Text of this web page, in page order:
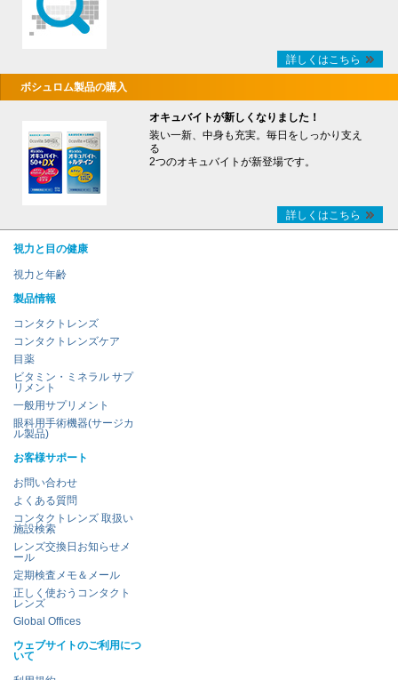
詳しくはこちら
ボシュロム製品の購入
オキュバイトが新しくなりました！
装い一新、中身も充実。毎日をしっかり支え
る
2つのオキュバイトが新登場です。
詳しくはこちら
視力と目の健康
視力と年齢
製品情報
コンタクトレンズ
コンタクトレンズケア
目薬
ビタミン・ミネラル サプ
リメント
一般用サプリメント
眼科用手術機器(サージカ
ル製品)
お客様サポート
お問い合わせ
よくある質問
コンタクトレンズ 取扱い
施設検索
レンズ交換日お知らせメ
ール
定期検査メモ＆メール
正しく使おうコンタクト
レンズ
Global Offices
ウェブサイトのご利用につ
いて